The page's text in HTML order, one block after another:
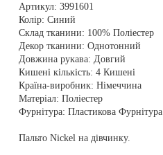
Артикул: 3991601
Колір: Синий
Склад тканини: 100% Поліестер
Декор тканини: Однотонний
Довжина рукава: Довгий
Кишені кількість: 4 Кишені
Країна-виробник: Німеччина
Матеріал: Поліестер
Фурнітура: Пластикова Фурнітура
Пальто Nickel на дівчинку.